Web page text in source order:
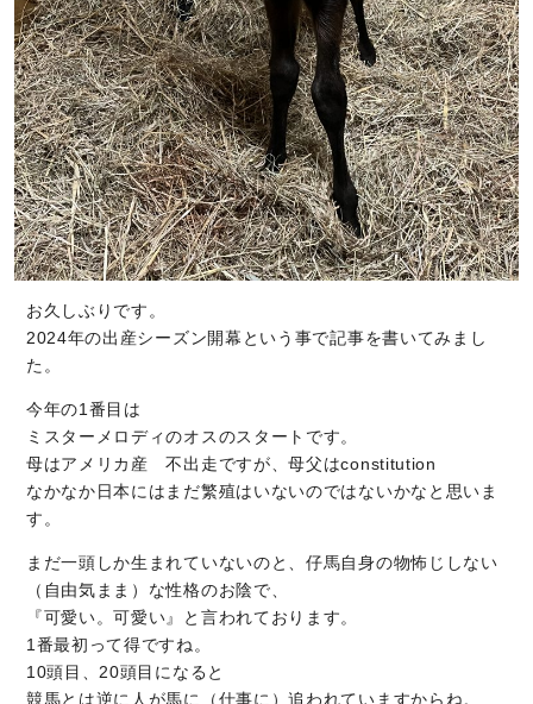
お久しぶりです。
2024年の出産シーズン開幕という事で記事を書いてみまし
た。
今年の1番目は
ミスターメロディのオスのスタートです。
母はアメリカ産 不出走ですが、母父はconstitution
なかなか日本にはまだ繁殖はいないのではないかなと思いま
す。
まだ一頭しか生まれていないのと、仔馬自身の物怖じしない
（自由気まま）な性格のお陰で、
『可愛い。可愛い』と言われております。
1番最初って得ですね。
10頭目、20頭目になると
競馬とは逆に人が馬に（仕事に）追われていますからね。